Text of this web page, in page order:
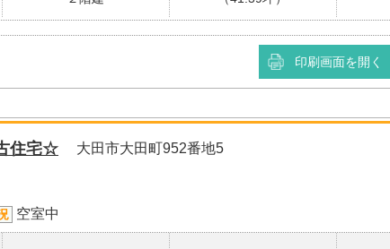
印刷画面を開く
住宅☆ 大田市大田町952番地5
空室中